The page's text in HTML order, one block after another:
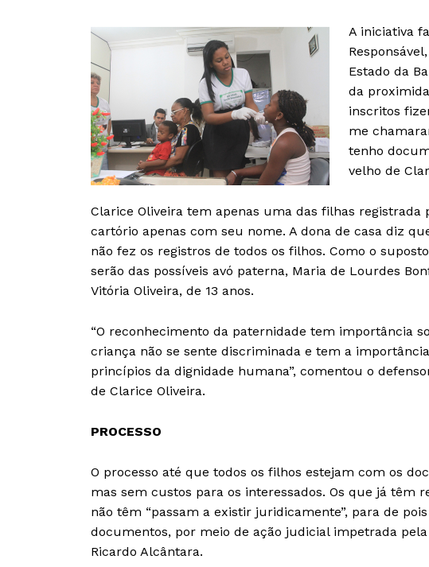
A iniciativa
Estado da
da
inscritos
me
tenho
velho de
Clarice Oliveira tem apenas uma das filhas
cartório apenas com seu nome. A dona de casa diz
não fez os registros de todos os filhos. Como o
serão das possíveis avó paterna, Maria de Lourdes
Vitória Oliveira, de 13 anos.
“O reconhecimento da paternidade tem importância
criança não se sente discriminada e tem a
princípios da dignidade humana”, comentou o
de Clarice Oliveira.
PROCESSO
O processo até que todos os filhos estejam com os
mas sem custos para os interessados. Os que já têm
não têm “passam a existir juridicamente”, para de
documentos, por meio de ação judicial impetrada
Ricardo Alcântara.